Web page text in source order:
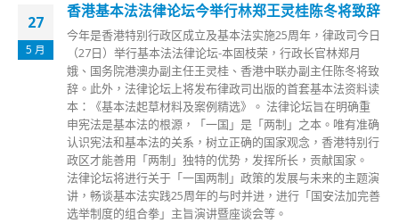
27
5 月
香港基本法法律论坛今举行林郑王灵桂陈冬将致辞
今年是香港特别行政区成立及基本法实施25周年，律政司今日
（27日）举行基本法法律论坛-本固枝荣，行政长官林郑月
娥、国务院港澳办副主任王灵桂、香港中联办副主任陈冬将致
辞。此外，法律论坛上将发布律政司出版的首套基本法资料读
本：《基本法起草材料及案例精选》。 法律论坛旨在明确重
申宪法是基本法的根源，「一国」是「两制」之本。唯有准确
认识宪法和基本法的关系，树立正确的国家观念，香港特别行
政区才能善用「两制」独特的优势，发挥所长，贡献国家。
法律论坛将进行关于「一国两制」政策的发展与未来的主题演
讲，畅谈基本法实践25周年的与时并进，进行「国安法加完善
选举制度的组合拳」主旨演讲暨座谈会等。